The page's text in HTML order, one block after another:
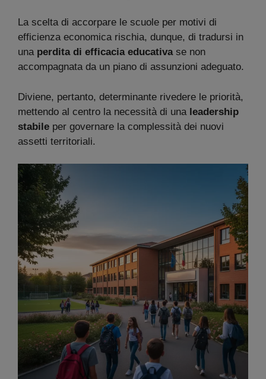
La scelta di accorpare le scuole per motivi di
efficienza economica rischia, dunque, di tradursi in
una perdita di efficacia educativase non
accompagnata da un piano di assunzioni adeguato.
Diviene, pertanto, determinante rivedere le priorità,
mettendo al centro la necessità di unaleadership
stabile per governare la complessità dei nuovi
assetti territoriali.